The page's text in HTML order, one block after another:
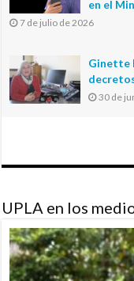
en el
7 de julio de 2026
Ginette
30 de
UPLA en los